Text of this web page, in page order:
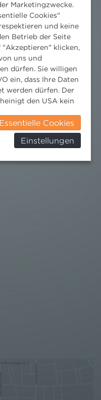
Marketingzwecke.
Cookies"
und keine
Betrieb der Seite
"Akzeptieren" klicken,
uns und
dürfen. Sie willigen
ein, dass Ihre Daten
werden dürfen. Der
den USA kein
ihre Daten durch US-
werden und
Sie am
wo Sie jederzeit Ihre
ausüben.
Essentielle Cookies
Einstellungen